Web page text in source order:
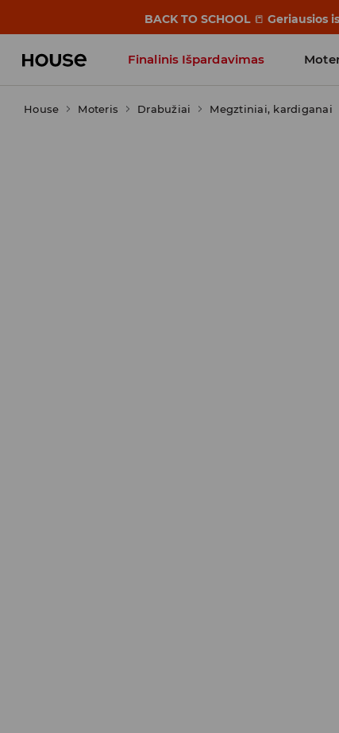
BACK TO SCHOOL 📒 Geriausios
Finalinis Išpardavimas
Influencers' Faves
House Moteris Drabužiai Megztiniai, kardiganai